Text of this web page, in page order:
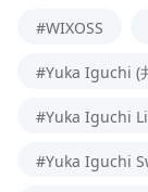
#WIXOSS
#Yuka Iguchi (
#Yuka Iguchi
#Yuka Iguchi